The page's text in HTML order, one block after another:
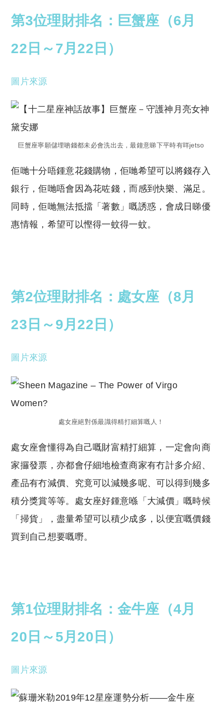
第3位理財排名：巨蟹座（6月
22日～7月22日）
圖片來源
巨蟹座寧願儲埋啲錢都未必會洗出去，最鐘意睇下平時有咩jetso
佢哋十分唔鍾意花錢購物，佢哋希望可以將錢存入
銀行，佢哋唔會因為花咗錢，而感到快樂、滿足。
同時，佢哋無法抵擋「著數」嘅誘惑，會成日睇優
惠情報，希望可以慳得一蚊得一蚊。
第2位理財排名：處女座（8月
23日～9月22日）
圖片來源
處女座絕對係最識得精打細算嘅人！
處女座會懂得為自己嘅財富精打細算，一定會向商
家攞發票，亦都會仔細地檢查商家有冇計多介紹、
產品有冇減價、究竟可以減幾多呢、可以得到幾多
積分獎賞等等。處女座好鍾意喺「大減價」嘅時候
「掃貨」，盡量希望可以積少成多，以便宜嘅價錢
買到自己想要嘅嘢。
第1位理財排名：金牛座（4月
20日～5月20日）
圖片來源